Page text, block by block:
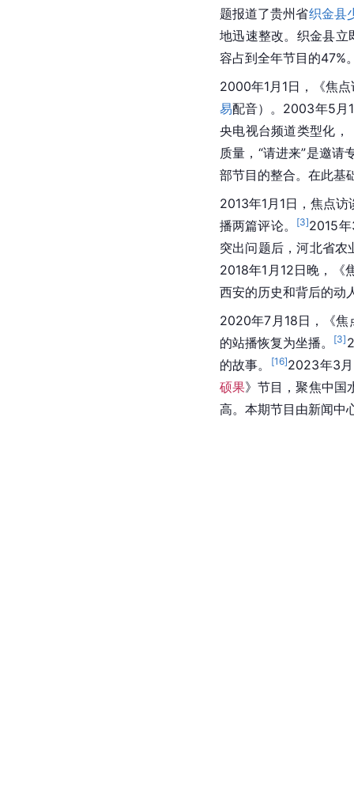
题报道了贵州省织金县
地迅速整改。织金县
容占到全年节目的47%
2000年1月1日，《焦
易配音）。2003年5月
央电视台频道类型化，
质量，“请进来”是邀
部节目的整合。在此基
2013年1月1日，焦点
播两篇评论。
[3]2015年
突出问题后，河北省
2018年1月12日晚，《
西安的历史和背后的动
2020年7月18日，《焦
的站播恢复为坐播。
[3]
的故事。
[16]2023年3月
硕果》节目，聚焦中国
高。本期节目由新闻中